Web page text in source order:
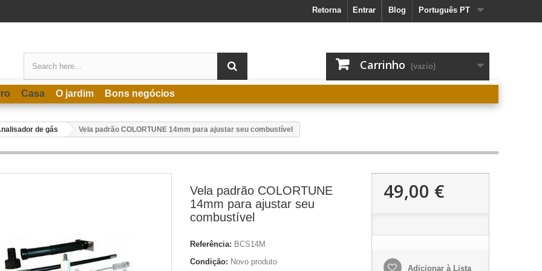
Português PT
Blog
Entrar
Retorna
Carrinho (vazio)
Casa O jardim Bons negócios
de gás Vela padrão COLORTUNE 14mm para ajustar seu combustível
Vela padrão COLORTUNE
14mm para ajustar seu
combustível
Referência: BCS14M
Condição: Novo produto
49,00 €
Adicionar à Lista